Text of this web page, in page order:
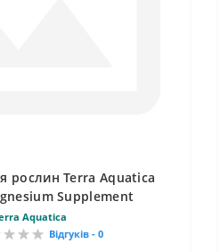
рослин Terra Aquatica
Supplement
Aquatica
Відгуків - 0